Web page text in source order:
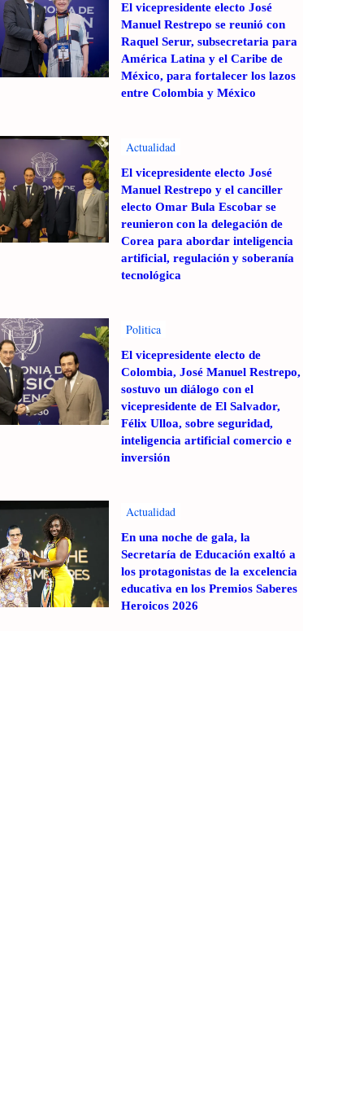
El vicepresidente electo José
Manuel Restrepo se reunió con
Raquel Serur, subsecretaria para
América Latina y el Caribe de
México, para fortalecer los lazos
entre Colombia y México
Actualidad
El vicepresidente electo José
Manuel Restrepo y el canciller
electo Omar Bula Escobar se
reunieron con la delegación de
Corea para abordar inteligencia
artificial, regulación y soberanía
tecnológica
Politica
El vicepresidente electo de
Colombia, José Manuel Restrepo,
sostuvo un diálogo con el
vicepresidente de El Salvador,
Félix Ulloa, sobre seguridad,
inteligencia artificial comercio e
inversión
Actualidad
En una noche de gala, la
Secretaría de Educación exaltó a
los protagonistas de la excelencia
educativa en los Premios Saberes
Heroicos 2026